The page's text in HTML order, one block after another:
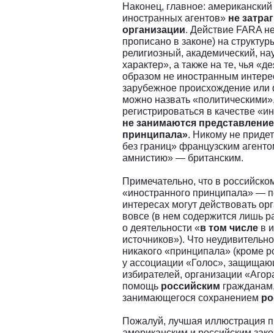
Наконец, главное:
иностранных агентов» не
организации. Действие FARA
прописано в законе) на
религиозный, академический,
характер», а также на те, чья
образом не иностранным
зарубежное происхождение
можно назвать
регистрироваться в качестве
не занимаются
принципала». Никому не
без границ» французским
амнистию» — британским.
Примечательно, что в
«иностранного принципала» —
интересах могут действовать
вовсе (в нем содержится лишь
о деятельности «в том числе в
источников»). Что
никакого «принципала» (кроме
у ассоциации «Голос»,
избирателей, организации
помощь российским
занимающегося сохранением
Пожалуй, лучшая иллюстрация